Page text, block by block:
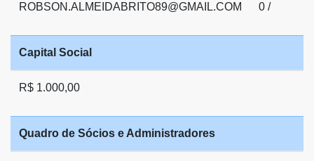
ROBSON.ALMEIDABRITO89@GMAIL.COM 0 /
Capital Social
R$ 1.000,00
Quadro de Sócios e Administradores